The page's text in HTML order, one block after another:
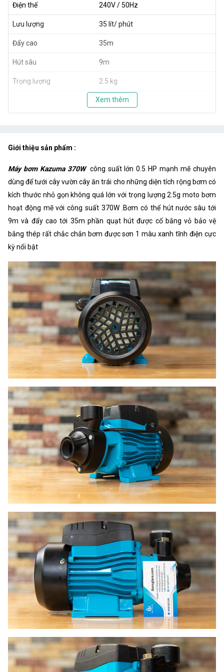
Điện thế 240V / 50Hz
Lưu lượng 35 lít/ phút
Đẩy cao 35m
Hút sâu 9m
Trọng lượng 2.5 kg
Xem thêm
Giới thiệu sản phẩm :
Máy bơm Kazuma 370W công suất lớn 0.5 HP mạnh mẽ chuyên
dùng để tưới cây vườn cây ăn trái cho những diện tích rộng bơm có
kích thước nhỏ gọn không quá lớn với trọng lượng 2.5g moto bơm
hoạt động mẽ với công suất 370W .Bơm có thể hút nước sâu tới
9m và đẩy cao tới 35m phần quạt hút được cố bắng vỏ bảo vệ
bằng thép rất chắc chắn bơm được sơn 1 màu xanh tĩnh điện cực
kỳ nổi bật